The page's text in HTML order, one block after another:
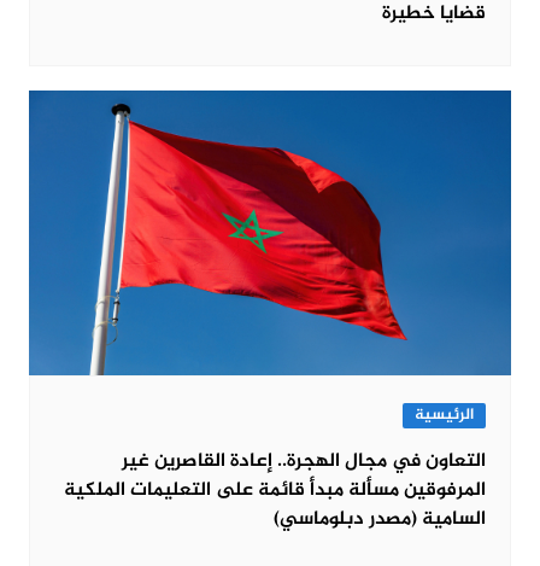
قضايا خطيرة
الرئيسية
التعاون في مجال الهجرة.. إعادة القاصرين غير
المرفوقين مسألة مبدأ قائمة على التعليمات الملكية
السامية (مصدر دبلوماسي)